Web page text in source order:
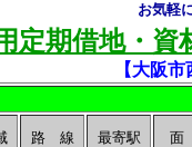
お気軽
定期借地・資
【大阪市
路 線 最寄駅 面